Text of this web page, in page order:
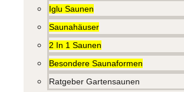
Iglu Saunen
Saunahäuser
2 In 1 Saunen
Besondere Saunaformen
Ratgeber Gartensaunen